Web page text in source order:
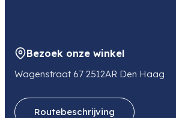
Bezoek onze winkel
Wagenstraat 67 2512AR Den Haag
Routebeschrijving